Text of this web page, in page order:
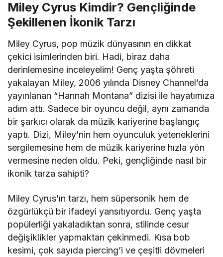
Miley Cyrus Kimdir? Gençliğinde
Şekillenen İkonik Tarzı
Miley Cyrus, pop müzik dünyasının en dikkat
çekici isimlerinden biri. Hadi, biraz daha
derinlemesine inceleyelim! Genç yaşta şöhreti
yakalayan Miley, 2006 yılında Disney Channel’da
yayınlanan “Hannah Montana” dizisi ile hayatımıza
adım attı. Sadece bir oyuncu değil, aynı zamanda
bir şarkıcı olarak da müzik kariyerine başlangıç
yaptı. Dizi, Miley’nin hem oyunculuk yeteneklerini
sergilemesine hem de müzik kariyerine hızla yön
vermesine neden oldu. Peki, gençliğinde nasıl bir
ikonik tarza sahipti?
Miley Cyrus’ın tarzı, hem süpersonik hem de
özgürlükçü bir ifadeyi yansıtıyordu. Genç yaşta
popülerliği yakaladıktan sonra, stilinde cesur
değişiklikler yapmaktan çekinmedi. Kısa bob
kesimi, çok sayıda piercing’i ve çeşitli dövmeleri